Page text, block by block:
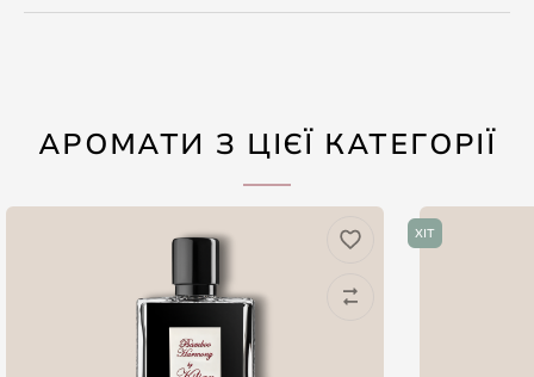
АРОМАТИ З ЦІЄЇ КАТЕГОРІЇ
ХІТ